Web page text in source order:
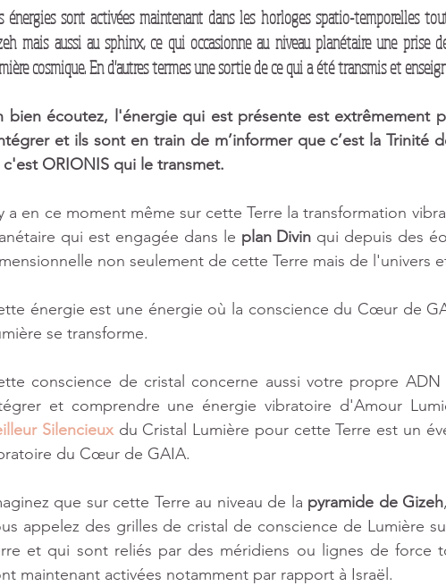
énergies sont activées maintenant dans les horloges spatio-temporelles
mais aussi au sphinx, ce qui occasionne au niveau planétaire une prise
cosmique. En d'autres termes une sortie de ce qui a été transmis et
bien écoutez, l'énergie qui est présente est extrêmement
et ils sont en train de m’informer que c’est la Trinité
c'est ORIONIS qui le transmet.
a en ce moment même sur cette Terre la transformation
qui est engagée dans le plan Divin qui depuis des
non seulement de cette Terre mais de l'univers
énergie est une énergie où la conscience du Cœur de
se transforme.
conscience de cristal concerne aussi votre propre
Silencieux du Cristal Lumière pour cette Terre est un
du Cœur de GAIA.
que sur cette Terre au niveau de la pyramide de Gizeh
appelez des grilles de cristal de conscience de Lumière
et qui sont reliés par des méridiens ou lignes de force
maintenant activées notamment par rapport à Israël.